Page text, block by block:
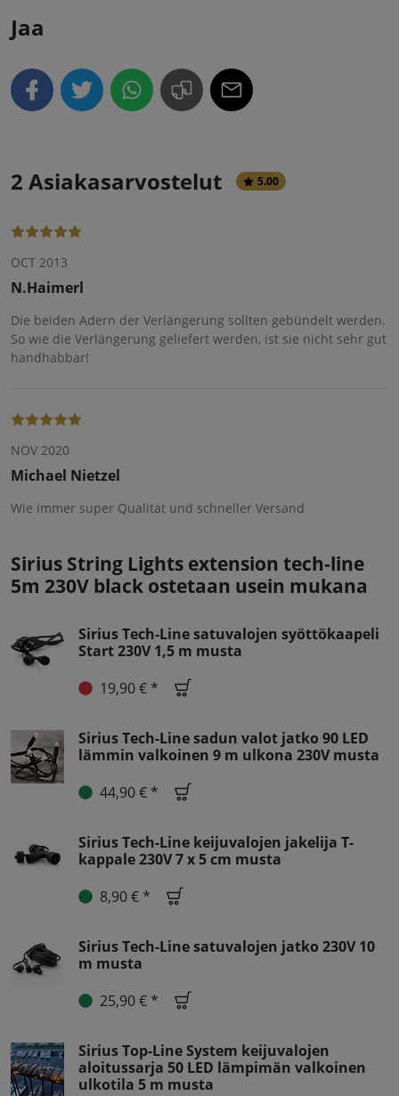
Jaa
2 Asiakasarvostelut 5.00
OCT 2013
N.Haimerl
Die beiden Adern der Verlängerung sollten gebündelt werden.
So wie die Verlängerung geliefert werden, ist sie nicht sehr gut
handhabbar!
NOV 2020
Michael Nietzel
Wie immer super Qualität und schneller Versand
Sirius String Lights extension tech-line
5m 230V black ostetaan usein mukana
Sirius Tech-Line satuvalojen syöttökaapeli
Start 230V 1,5 m musta
19,90 € *
Sirius Tech-Line sadun valot jatko 90 LED
lämmin valkoinen 9 m ulkona 230V musta
44,90 € *
Sirius Tech-Line keijuvalojen jakelija T-
kappale 230V 7 x 5 cm musta
8,90 € *
Sirius Tech-Line satuvalojen jatko 230V 10
m musta
25,90 € *
Sirius Top-Line System keijuvalojen
aloitussarja 50 LED lämpimän valkoinen
ulkotila 5 m musta